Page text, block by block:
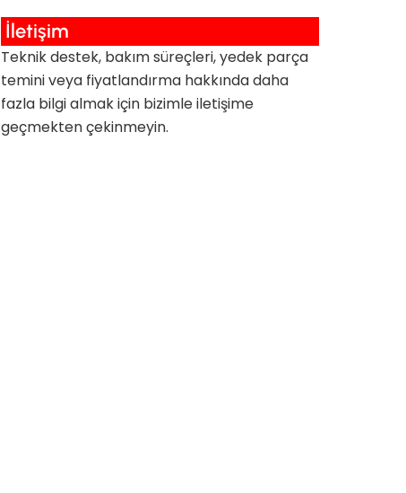
İletişim
Teknik destek, bakım süreçleri, yedek parça
temini veya fiyatlandırma hakkında daha
fazla bilgi almak için bizimle iletişime
geçmekten çekinmeyin.